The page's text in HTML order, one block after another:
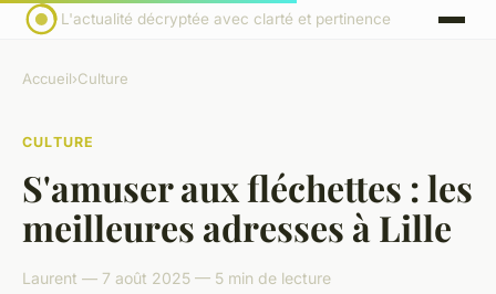
L'actualité décryptée avec clarté et pertinence
Accueil›Culture
CULTURE
S'amuser aux fléchettes : les
meilleures adresses à Lille
Laurent — 7 août 2025 — 5 min de lecture